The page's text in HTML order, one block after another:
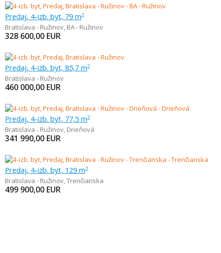
Predaj, 4-izb. byt, 79 m2
Bratislava - Ružinov, BA - Ružinov
328 600,00 EUR
Predaj, 4-izb. byt, 85,7 m2
Bratislava - Ružinov
460 000,00 EUR
Predaj, 4-izb. byt, 77,5 m2
Bratislava - Ružinov, Drieňová
341 990,00 EUR
Predaj, 4-izb. byt, 129 m2
Bratislava - Ružinov,Trenčianska
499 900,00 EUR